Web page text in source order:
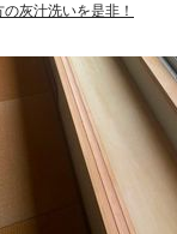
灰汁洗いを是非！